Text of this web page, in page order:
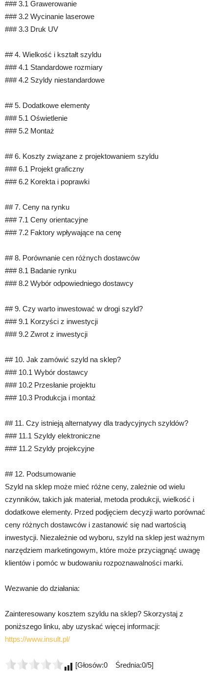
### 3.1 Grawerowanie
### 3.2 Wycinanie laserowe
### 3.3 Druk UV
## 4. Wielkość i kształt szyldu
### 4.1 Standardowe rozmiary
### 4.2 Szyldy niestandardowe
## 5. Dodatkowe elementy
### 5.1 Oświetlenie
### 5.2 Montaż
## 6. Koszty związane z projektowaniem szyldu
### 6.1 Projekt graficzny
### 6.2 Korekta i poprawki
## 7. Ceny na rynku
### 7.1 Ceny orientacyjne
### 7.2 Faktory wpływające na cenę
## 8. Porównanie cen różnych dostawców
### 8.1 Badanie rynku
### 8.2 Wybór odpowiedniego dostawcy
## 9. Czy warto inwestować w drogi szyld?
### 9.1 Korzyści z inwestycji
### 9.2 Zwrot z inwestycji
## 10. Jak zamówić szyld na sklep?
### 10.1 Wybór dostawcy
### 10.2 Przesłanie projektu
### 10.3 Produkcja i montaż
## 11. Czy istnieją alternatywy dla tradycyjnych szyldów?
### 11.1 Szyldy elektroniczne
### 11.2 Szyldy projekcyjne
## 12. Podsumowanie
Szyld na sklep może mieć różne ceny, zależnie od wielu
czynników, takich jak materiał, metoda produkcji, wielkość i
dodatkowe elementy. Przed podjęciem decyzji warto porównać
ceny różnych dostawców i zastanowić się nad wartością
inwestycji. Niezależnie od wyboru, szyld na sklep jest ważnym
narzędziem marketingowym, które może przyciągnąć uwagę
klientów i pomóc w budowaniu rozpoznawalności marki.
Wezwanie do działania:
Zainteresowany kosztem szyldu na sklep? Skorzystaj z
poniższego linku, aby uzyskać więcej informacji:
https://www.insult.pl/
[Głosów:0 Średnia:0/5]